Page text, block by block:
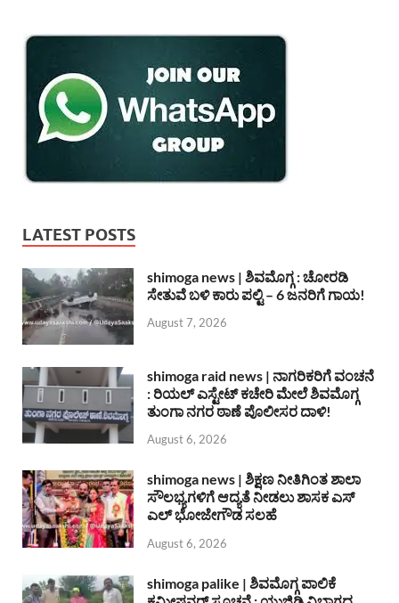
LATEST POSTS
shimoga news | ಶಿವಮೊಗ್ಗ : ಚೋರಡಿ
ಸೇತುವೆ ಬಳಿ ಕಾರು ಪಲ್ಟಿ – 6 ಜನರಿಗೆ ಗಾಯ!
August 7, 2026
shimoga raid news | ನಾಗರಿಕರಿಗೆ ವಂಚನೆ
: ರಿಯಲ್ ಎಸ್ಟೇಟ್ ಕಚೇರಿ ಮೇಲೆ ಶಿವಮೊಗ್ಗ
ತುಂಗಾ ನಗರ ಠಾಣೆ ಪೊಲೀಸರ ದಾಳಿ!
August 6, 2026
shimoga news | ಶಿಕ್ಷಣ ನೀತಿಗಿಂತ ಶಾಲಾ
ಸೌಲಭ್ಯಗಳಿಗೆ ಆದ್ಯತೆ ನೀಡಲು ಶಾಸಕ ಎಸ್
ಎಲ್ ಭೋಜೇಗೌಡ ಸಲಹೆ
August 6, 2026
shimoga palike | ಶಿವಮೊಗ್ಗ ಪಾಲಿಕೆ